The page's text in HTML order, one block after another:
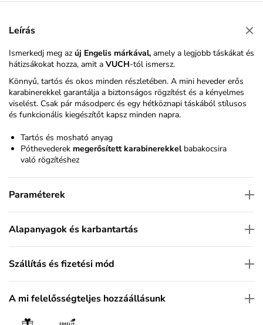
Leírás
Ismerkedj meg az új Engelis márkával, amely a legjobb táskákat és
hátizsákokat hozza, amit a VUCH-tól ismersz.
Könnyű, tartós és okos minden részletében. A mini heveder erős
karabinerekkel garantálja a biztonságos rögzítést és a kényelmes
viselést. Csak pár másodperc és egy hétköznapi táskából stílusos
és funkcionális kiegészítőt kapsz minden napra.
Tartós és mosható anyag
Póthevederek megerősített karabinerekkelbabakocsira
való rögzítéshez
Paraméterek
Alapanyagok és karbantartás
Szállítás és fizetési mód
A mi felelősségteljes hozzáállásunk